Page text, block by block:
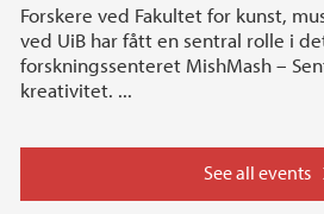
Forskere ved Fakultet for kunst, musikk og design (KMD)
ved UiB har fått en sentral rolle i
forskningssenteret MishMash –
kreativitet. ...
See all events